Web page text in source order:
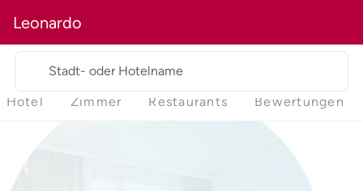
Leonardo
Stadt- oder Hotelname
Hotel Zimmer Restaurants Bewertungen